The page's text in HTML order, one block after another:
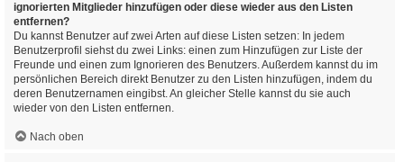
ignorierten Mitglieder hinzufügen oder diese wieder aus den Listen
entfernen?
Du kannst Benutzer auf zwei Arten auf diese Listen setzen: In jedem
Benutzerprofil siehst du zwei Links: einen zum Hinzufügen zur Liste der
Freunde und einen zum Ignorieren des Benutzers. Außerdem kannst du im
persönlichen Bereich direkt Benutzer zu den Listen hinzufügen, indem du
deren Benutzernamen eingibst. An gleicher Stelle kannst du sie auch
wieder von den Listen entfernen.
Nach oben